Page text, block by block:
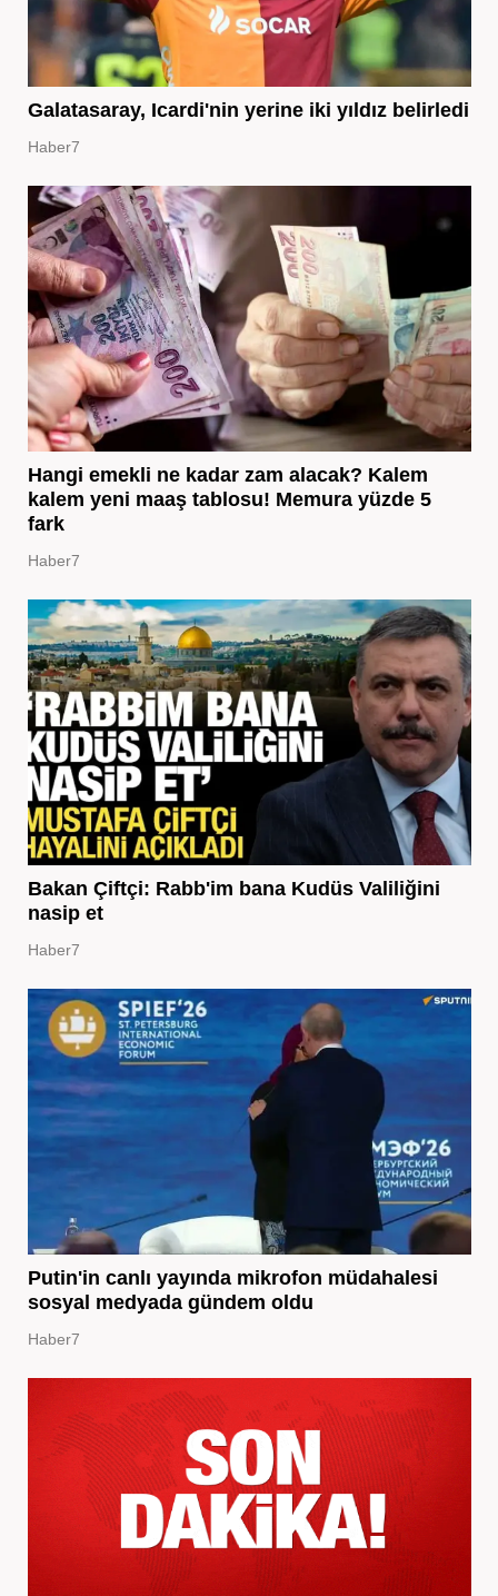
Galatasaray, Icardi'nin yerine iki yıldız belirledi
Haber7
Hangi emekli ne kadar zam alacak? Kalem
kalem yeni maaş tablosu! Memura yüzde 5
fark
Haber7
Bakan Çiftçi: Rabb'im bana Kudüs Valiliğini
nasip et
Haber7
Putin'in canlı yayında mikrofon müdahalesi
sosyal medyada gündem oldu
Haber7